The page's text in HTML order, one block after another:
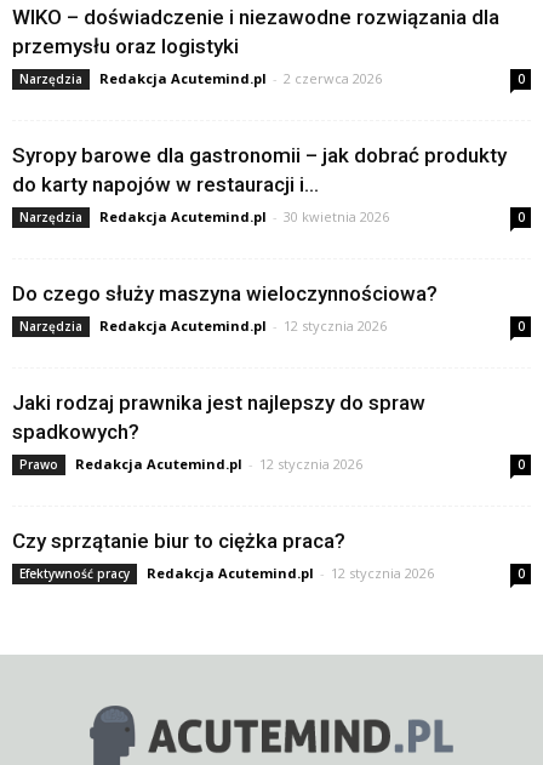
WIKO – doświadczenie i niezawodne rozwiązania dla
przemysłu oraz logistyki
Narzędzia Redakcja Acutemind.pl - 2 czerwca 2026 0
Syropy barowe dla gastronomii – jak dobrać produkty
do karty napojów w restauracji i...
Narzędzia Redakcja Acutemind.pl - 30 kwietnia 2026 0
Do czego służy maszyna wieloczynnościowa?
Narzędzia Redakcja Acutemind.pl - 12 stycznia 2026 0
Jaki rodzaj prawnika jest najlepszy do spraw
spadkowych?
Prawo Redakcja Acutemind.pl - 12 stycznia 2026 0
Czy sprzątanie biur to ciężka praca?
Efektywność pracy Redakcja Acutemind.pl - 12 stycznia 2026 0